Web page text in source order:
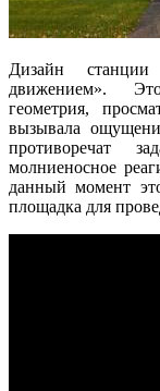
Дизайн станции
движением».
геометрия,
вызывала
противоречат
молниеносное
данный момент
площадка для